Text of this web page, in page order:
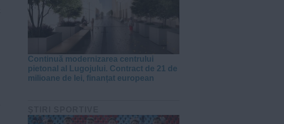
Continuă modernizarea centrului
pietonal al Lugojului. Contract de 21 de
milioane de lei, finanțat european